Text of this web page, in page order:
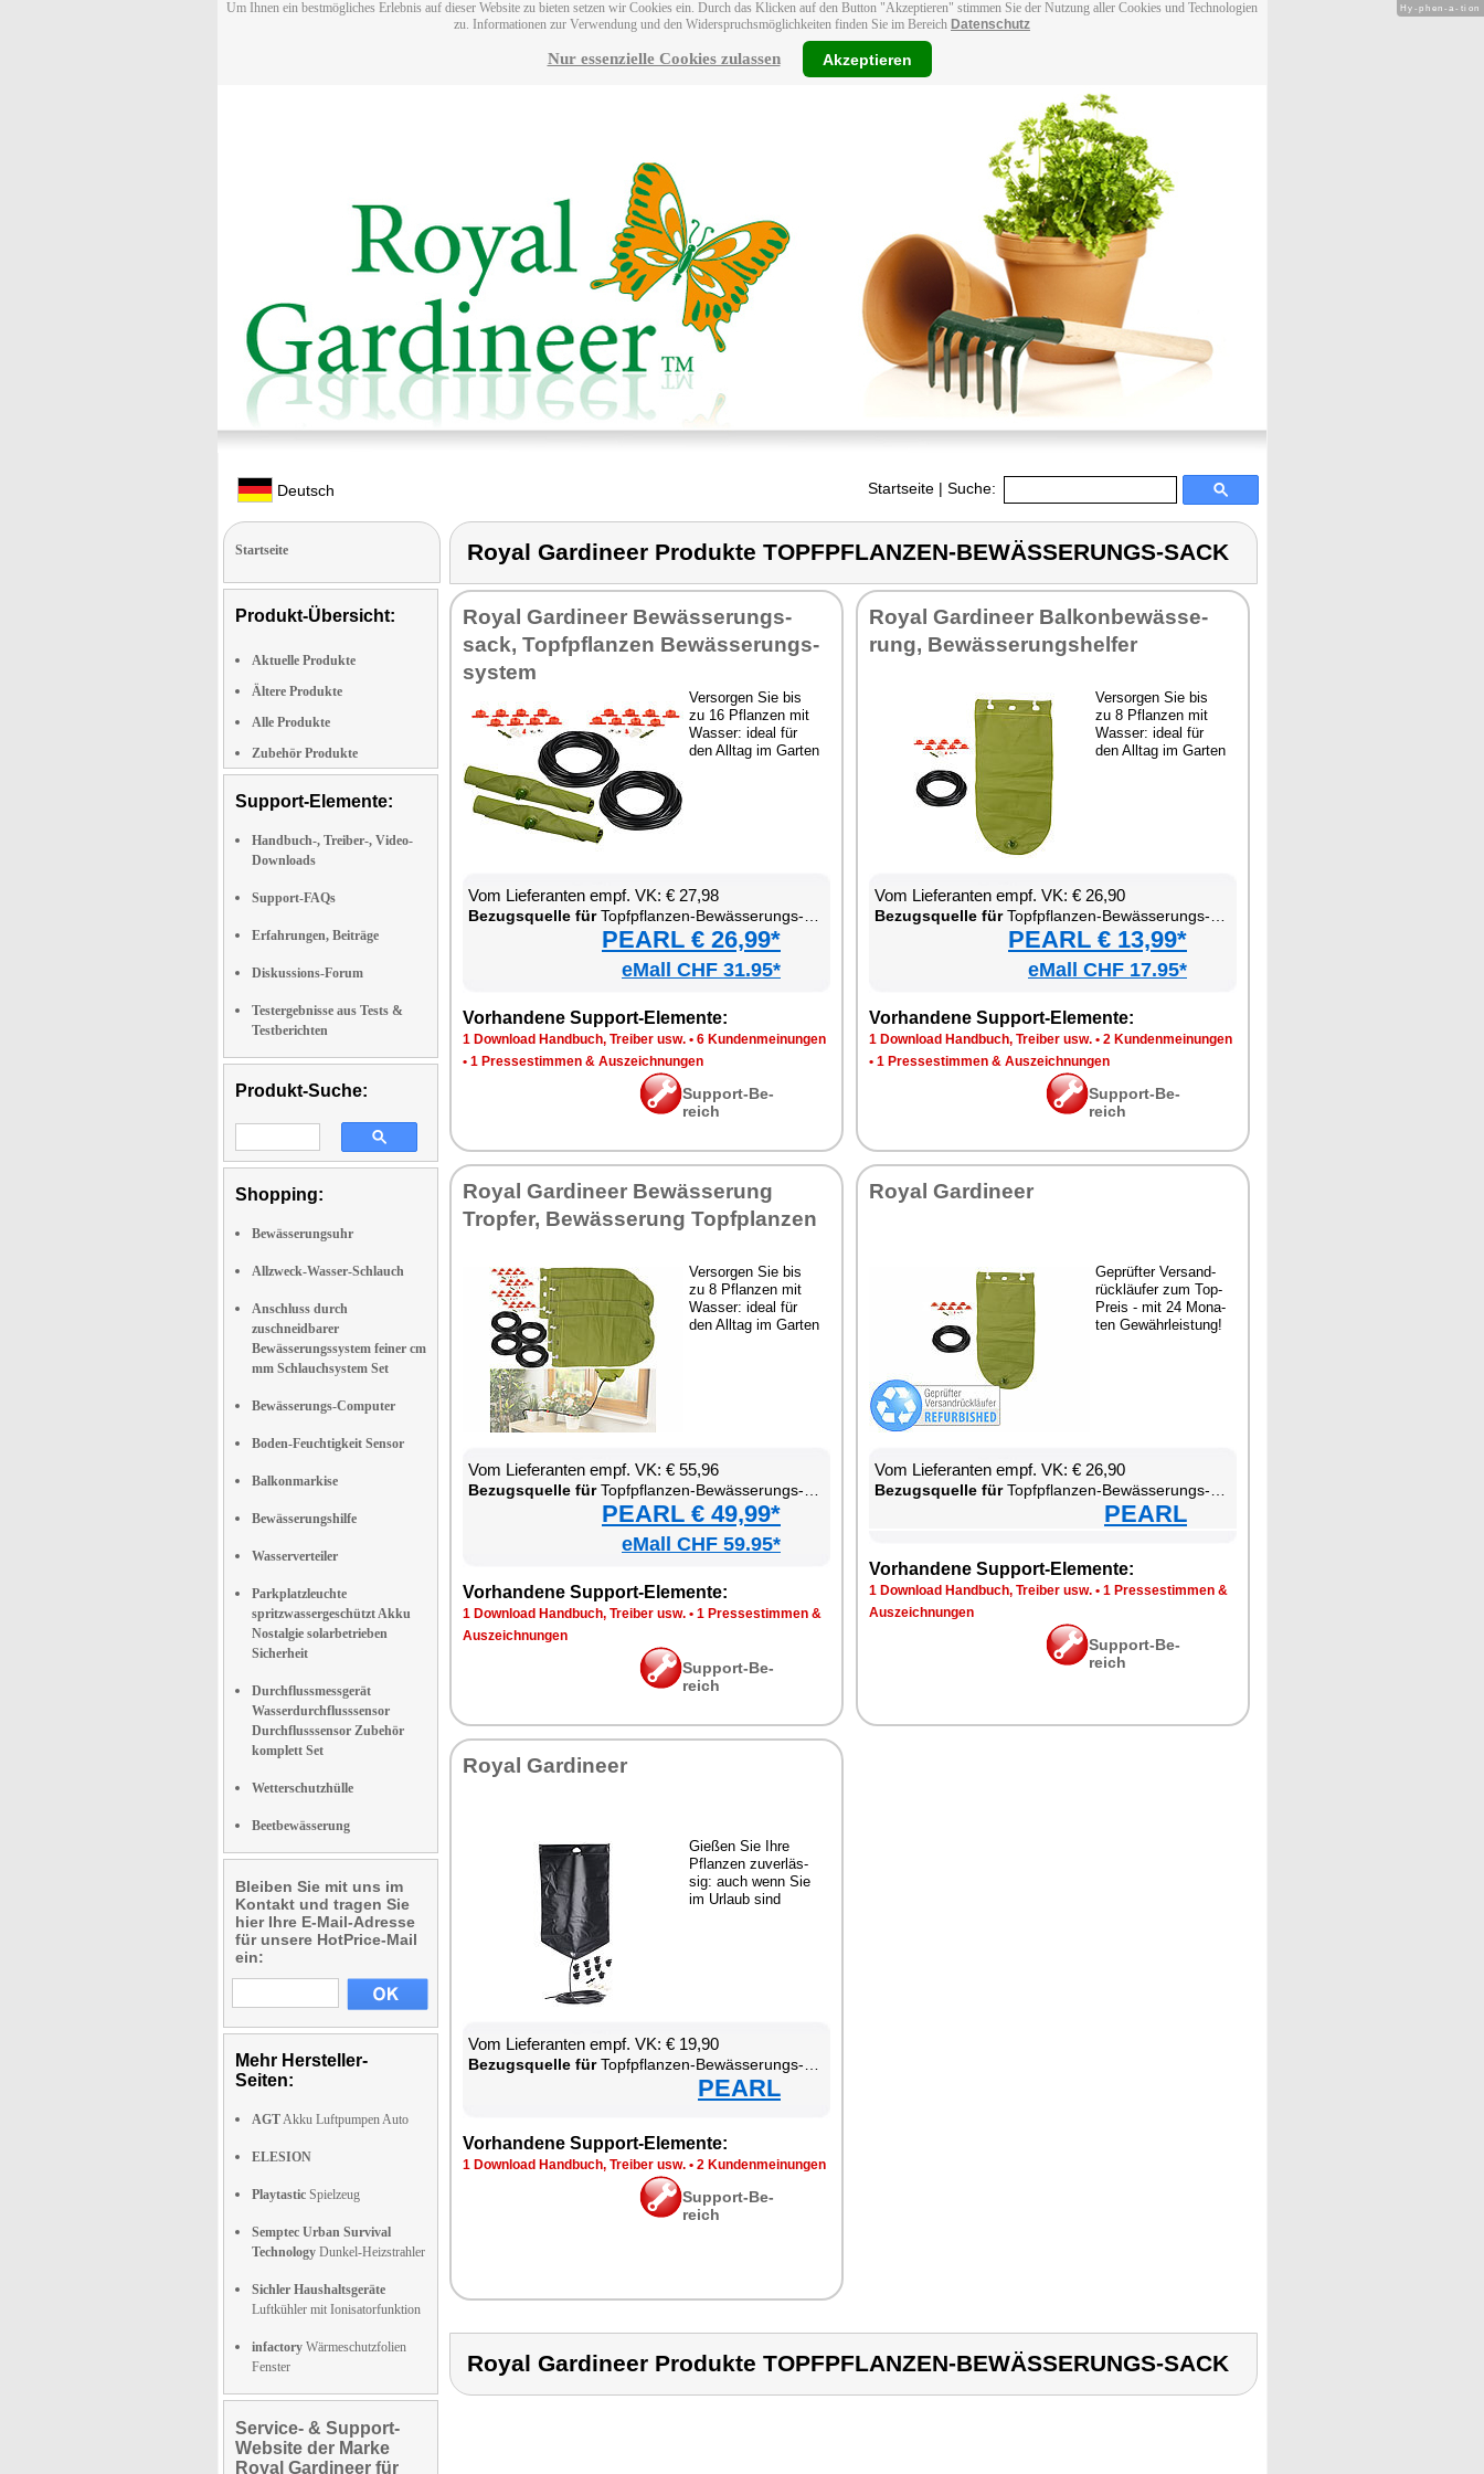
Um Ihnen ein bestmögliches Erlebnis auf dieser Website zu bieten setzen wir Cookies ein. Durch das Klicken auf den Button "Akzeptieren" stimmen Sie der Nutzung aller Cookies und Technologien
zu. Informationen zur Verwendung und den Widerspruchsmöglichkeiten finden Sie im Bereich Datenschutz
Nur essenzielle Cookies zulassen Akzeptieren
Deutsch Startseite | Suche:
Startseite
Produkt-Übersicht:
Aktuelle Produkte
Ältere Produkte
Alle Produkte
Zubehör Produkte
Support-Elemente:
Handbuch-, Treiber-, Video-
Downloads
Support-FAQs
Erfahrungen, Beiträge
Diskussions-Forum
Testergebnisse aus Tests &
Testberichten
Produkt-Suche:
Shopping:
Bewässerungsuhr
Allzweck-Wasser-Schlauch
Anschluss durch
zuschneidbarer
Bewässerungssystem feiner cm
mm Schlauchsystem Set
Bewässerungs-Computer
Boden-Feuchtigkeit Sensor
Balkonmarkise
Bewässerungshilfe
Wasserverteiler
Parkplatzleuchte
spritzwassergeschützt Akku
Nostalgie solarbetrieben
Sicherheit
Durchflussmessgerät
Wasserdurchflusssensor
Durchflusssensor Zubehör
komplett Set
Wetterschutzhülle
Beetbewässerung
Bleiben Sie mit uns im
Kontakt und tragen Sie
hier Ihre E-Mail-Adresse
für unsere HotPrice-Mail
ein:
Mehr Hersteller-
Seiten:
AGTAkku Luftpumpen Auto
ELESION
Playtastic Spielzeug
Semptec Urban Survival
Technology Dunkel-Heizstrahler
Sichler Haushaltsgeräte
Luftkühler mit Ionisatorfunktion
infactory Wärmeschutzfolien
Fenster
Service- & Support-
Website der Marke
Royal Gardineer für
Royal Gardineer Produkte TOPFPFLANZEN-BEWÄSSERUNGS-SACK
Roy­al Gar­dineer Be­wäs­se­rungs­
sack, Topf­pflan­zen Be­wäs­se­rungs­
sys­tem
Ver­sor­gen Sie bis
zu 16 Pflan­zen mit
Was­ser: ide­al für
den All­tag im Gar­ten
Vom Lie­fe­ran­ten empf. VK: € 27,98
Be­zugs­quel­le fürTopf­pflan­zen-Be­wäs­se­rungs-Sack
PEARL € 26,99*
eMall CHF 31.95*
Vor­han­de­ne Sup­port-Ele­men­te:
1 Down­load Hand­buch, Trei­ber usw. • 6 Kun­den­mei­nun­gen
• 1 Pres­se­stim­men & Aus­zeich­nun­gen
Sup­port-Be­
reich
Roy­al Gar­dineer Bal­kon­be­wäs­se­
rung, Be­wäs­se­rungs­hel­fer
Ver­sor­gen Sie bis
zu 8 Pflan­zen mit
Was­ser: ide­al für
den All­tag im Gar­ten
Vom Lie­fe­ran­ten empf. VK: € 26,90
Be­zugs­quel­le fürTopf­pflan­zen-Be­wäs­se­rungs-Sack
PEARL € 13,99*
eMall CHF 17.95*
Vor­han­de­ne Sup­port-Ele­men­te:
1 Down­load Hand­buch, Trei­ber usw. • 2 Kun­den­mei­nun­gen
• 1 Pres­se­stim­men & Aus­zeich­nun­gen
Sup­port-Be­
reich
Roy­al Gar­dineer Be­wäs­se­rung
Trop­fer, Be­wäs­se­rung Topf­plan­zen
Ver­sor­gen Sie bis
zu 8 Pflan­zen mit
Was­ser: ide­al für
den All­tag im Gar­ten
Vom Lie­fe­ran­ten empf. VK: € 55,96
Be­zugs­quel­le fürTopf­pflan­zen-Be­wäs­se­rungs-Sack
PEARL € 49,99*
eMall CHF 59.95*
Vor­han­de­ne Sup­port-Ele­men­te:
1 Down­load Hand­buch, Trei­ber usw. • 1 Pres­se­stim­men &
Aus­zeich­nun­gen
Sup­port-Be­
reich
Roy­al Gar­dineer
Ge­prüf­ter Ver­sand­
rück­läu­fer zum Top-
Preis - mit 24 Mo­na­
ten Ge­währ­leis­tung!
Vom Lie­fe­ran­ten empf. VK: € 26,90
Be­zugs­quel­le fürTopf­pflan­zen-Be­wäs­se­rungs-Sack
PEARL
Vor­han­de­ne Sup­port-Ele­men­te:
1 Down­load Hand­buch, Trei­ber usw. • 1 Pres­se­stim­men &
Aus­zeich­nun­gen
Sup­port-Be­
reich
Roy­al Gar­dineer
Gie­ßen Sie Ih­re
Pflan­zen zu­ver­läs­
sig: auch wenn Sie
im Ur­laub sind
Vom Lie­fe­ran­ten empf. VK: € 19,90
Be­zugs­quel­le fürTopf­pflan­zen-Be­wäs­se­rungs-Sack
PEARL
Vor­han­de­ne Sup­port-Ele­men­te:
1 Down­load Hand­buch, Trei­ber usw. • 2 Kun­den­mei­nun­gen
Sup­port-Be­
reich
Royal Gardineer Produkte TOPFPFLANZEN-BEWÄSSERUNGS-SACK
Hy-phen-a-tion